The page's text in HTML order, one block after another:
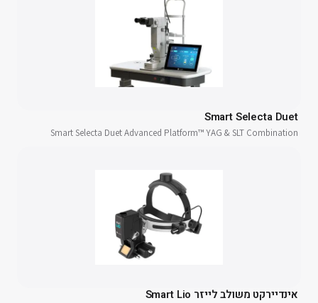
Smart Selecta Duet
Smart Selecta Duet Advanced Platform™ YAG & SLT Combination
אינדיירקט משולב לייזר Smart Lio